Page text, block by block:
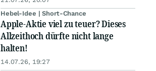
Hebel-Idee | Short-Chance
Apple-Aktie viel zu teuer? Dieses
Allzeithoch dürfte nicht lange
halten!
14.07.26, 19:27